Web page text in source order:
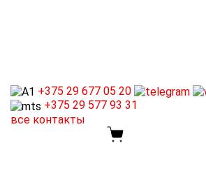
+375 29 677 05 20
+375 29 577 93 31
все контакты